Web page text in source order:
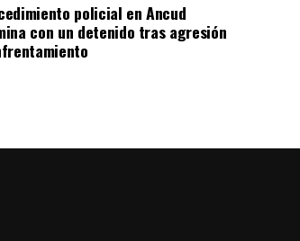
policial en Ancud
con un detenido tras agresión